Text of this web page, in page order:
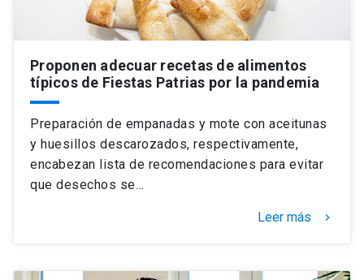
Proponen adecuar recetas de alimentos
típicos de Fiestas Patrias por la pandemia
Preparación de empanadas y mote con aceitunas
y huesillos descarozados, respectivamente,
encabezan lista de recomendaciones para evitar
que desechos se…
Leer más keyboard_arrow_right